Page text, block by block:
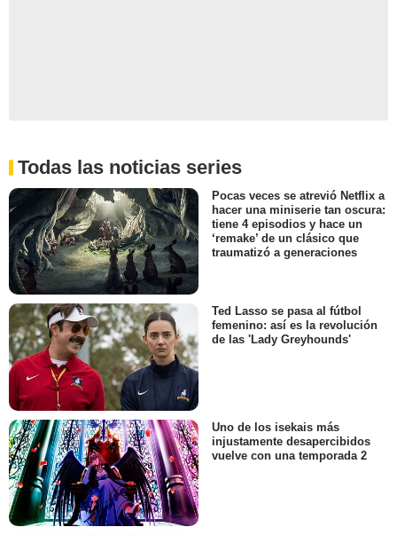
Todas las noticias series
Pocas veces se atrevió Netflix a
hacer una miniserie tan oscura:
tiene 4 episodios y hace un
‘remake’ de un clásico que
traumatizó a generaciones
Ted Lasso se pasa al fútbol
femenino: así es la revolución
de las 'Lady Greyhounds'
Uno de los isekais más
injustamente desapercibidos
vuelve con una temporada 2